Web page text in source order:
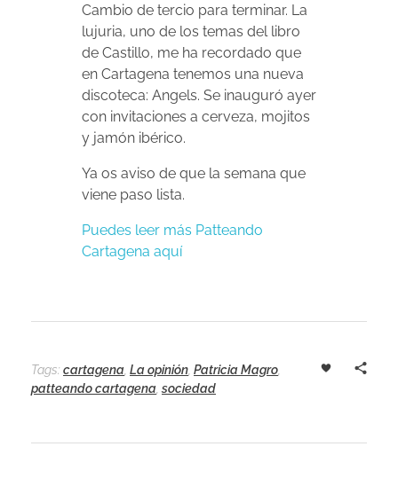
Cambio de tercio para terminar. La
lujuria, uno de los temas del libro
de Castillo, me ha recordado que
en Cartagena tenemos una nueva
discoteca: Angels. Se inauguró ayer
con invitaciones a cerveza, mojitos
y jamón ibérico.
Ya os aviso de que la semana que
viene paso lista.
Puedes leer más Patteando
Cartagena aquí
Tags: cartagena La opinión Patricia Magro
patteando cartagena sociedad